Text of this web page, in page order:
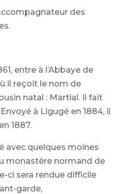
des
entre à l’Abbaye de
il reçoit le nom de
natal : Martial. Il fait
à Ligugé en 1884, il
1887.
avec quelques moines
monastère normand de
ci sera rendue difficile
garde,